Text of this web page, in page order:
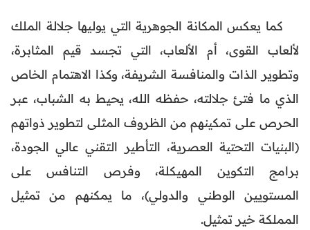
كما يعكس المكانة الجوهرية التي يوليها جلالة الملك
لألعاب القوى، أم الألعاب، التي تجسد قيم المثابرة،
وتطوير الذات والمنافسة الشريفة، وكذا الاهتمام الخاص
الذي ما فتئ جلالته، حفظه الله، يحيط به الشباب، عبر
الحرص على تمكينهم من الظروف المثلى لتطوير ذواتهم
(البنيات التحتية العصرية، التأطير التقني عالي الجودة،
برامج التكوين المهيكلة، وفرص التنافس على
المستويين الوطني والدولي)، ما يمكنهم من تمثيل
المملكة خير تمثيل.